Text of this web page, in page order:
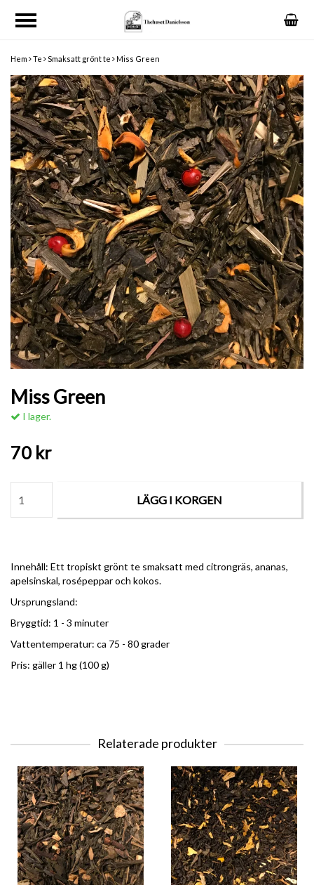
Hem Te Smaksatt grönt te Miss Green
Miss Green
I lager.
70 kr
LÄGG I KORGEN
Innehåll: Ett tropiskt grönt te smaksatt med citrongräs, ananas,
apelsinskal, rosépeppar och kokos.
Ursprungsland:
Bryggtid: 1 - 3 minuter
Vattentemperatur: ca 75 - 80 grader
Pris: gäller 1 hg (100 g)
Relaterade produkter